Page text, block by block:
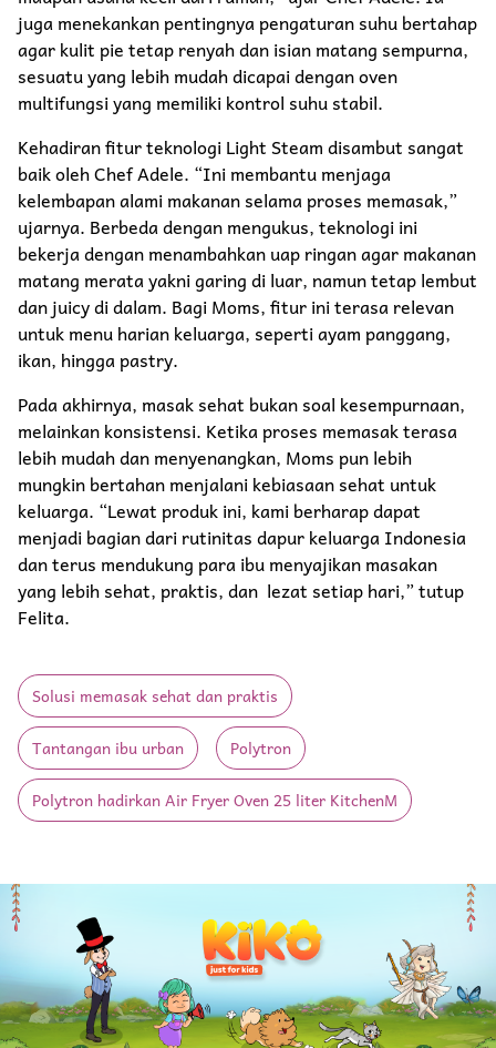
juga menekankan pentingnya pengaturan suhu bertahap
agar kulit pie tetap renyah dan isian matang sempurna,
sesuatu yang lebih mudah dicapai dengan oven
multifungsi yang memiliki kontrol suhu stabil.
Kehadiran fitur teknologi Light Steam disambut sangat
baik oleh Chef Adele. “Ini membantu menjaga
kelembapan alami makanan selama proses memasak,”
ujarnya. Berbeda dengan mengukus, teknologi ini
bekerja dengan menambahkan uap ringan agar makanan
matang merata yakni garing di luar, namun tetap lembut
dan juicy di dalam. Bagi Moms, fitur ini terasa relevan
untuk menu harian keluarga, seperti ayam panggang,
ikan, hingga pastry.
Pada akhirnya, masak sehat bukan soal kesempurnaan,
melainkan konsistensi. Ketika proses memasak terasa
lebih mudah dan menyenangkan, Moms pun lebih
mungkin bertahan menjalani kebiasaan sehat untuk
keluarga. “Lewat produk ini, kami berharap dapat
menjadi bagian dari rutinitas dapur keluarga Indonesia
dan terus mendukung para ibu menyajikan masakan
yang lebih sehat, praktis, dan lezat setiap hari,” tutup
Felita.
Solusi memasak sehat dan praktis
Tantangan ibu urban Polytron
Polytron hadirkan Air Fryer Oven 25 liter KitchenM